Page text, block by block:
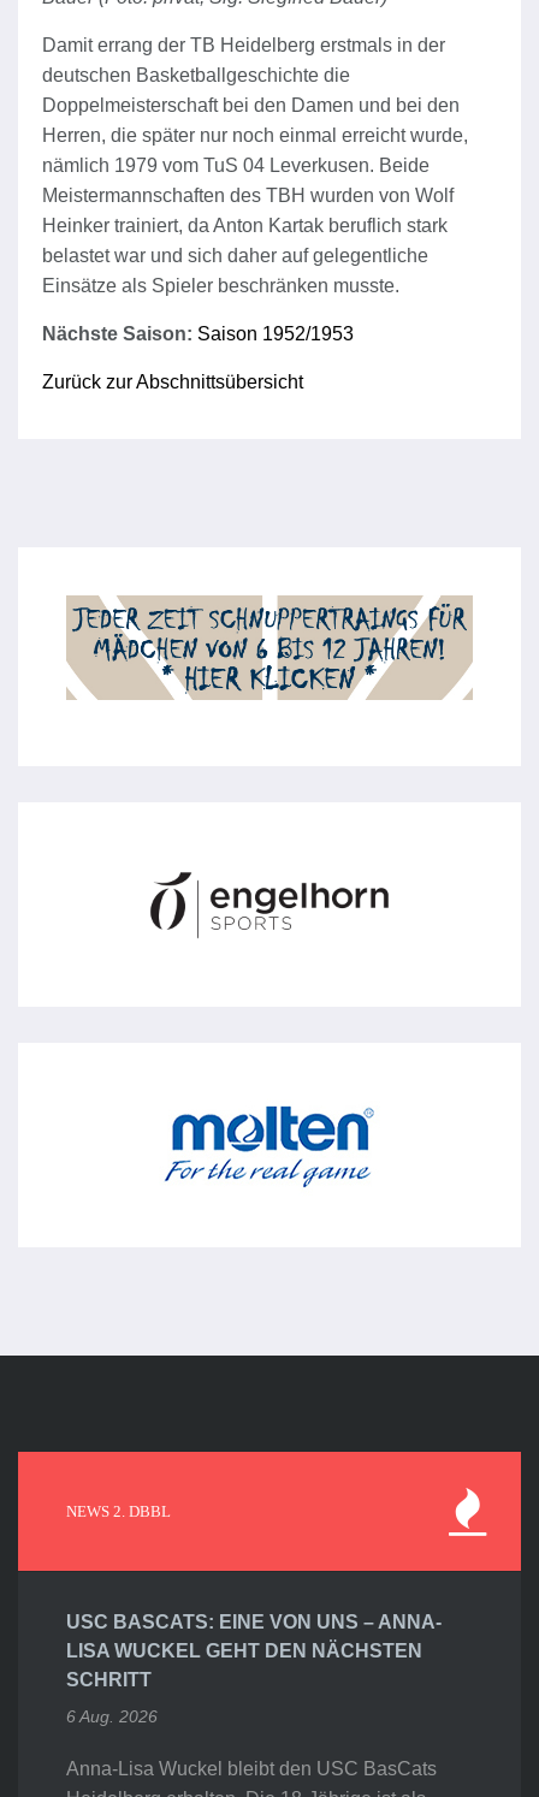
Damit errang der TB Heidelberg erstmals in der
deutschen Basketballgeschichte die
Doppelmeisterschaft bei den Damen und bei den
Herren, die später nur noch einmal erreicht wurde,
nämlich 1979 vom TuS 04 Leverkusen. Beide
Meistermannschaften des TBH wurden von Wolf
Heinker trainiert, da Anton Kartak beruflich stark
belastet war und sich daher auf gelegentliche
Einsätze als Spieler beschränken musste.
Nächste Saison: Saison 1952/1953
Zurück zur Abschnittsübersicht
NEWS 2. DBBL
USC BASCATS: EINE VON UNS – ANNA-
LISA WUCKEL GEHT DEN NÄCHSTEN
SCHRITT
6 Aug. 2026
Anna-Lisa Wuckel bleibt den USC BasCats